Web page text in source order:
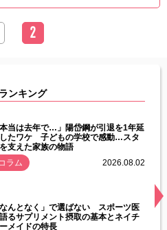
2
ンキング
本当は去年で…」陽岱鋼が引退を1年延
たワケ 子どもの学校で感動…スタ
支えた家族の物語
コラム
2026.08.02
なんとなく」で選ばない スポーツ医
るサプリメント摂取の基本とネイチ
メイドの特長